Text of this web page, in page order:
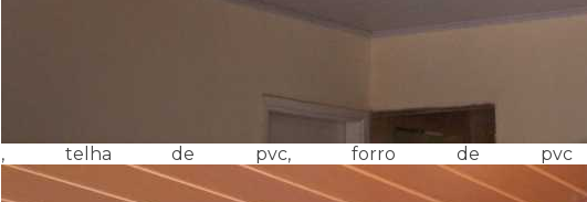
, telha de pvc, forro de pvc